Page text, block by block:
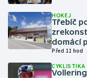
Moderní pětiboj
Motorsport
Olympijské hry
HOKEJ
Třebíč
domácí
Před 11 hod
CYKLISTIKA